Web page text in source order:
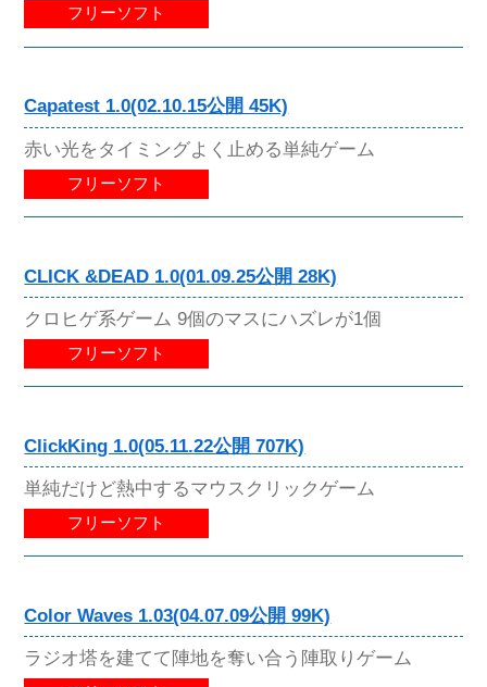
フリーソフト
Capatest 1.0(02.10.15公開 45K)
赤い光をタイミングよく止める単純ゲーム
フリーソフト
CLICK &DEAD 1.0(01.09.25公開 28K)
クロヒゲ系ゲーム 9個のマスにハズレが1個
フリーソフト
ClickKing 1.0(05.11.22公開 707K)
単純だけど熱中するマウスクリックゲーム
フリーソフト
Color Waves 1.03(04.07.09公開 99K)
ラジオ塔を建てて陣地を奪い合う陣取りゲーム